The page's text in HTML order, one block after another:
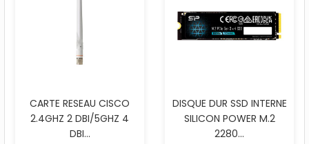
CARTE RESEAU CISCO
2.4GHZ 2 DBI/5GHZ 4
DBI...
DISQUE DUR SSD INTERNE
SILICON POWER M.2
2280...